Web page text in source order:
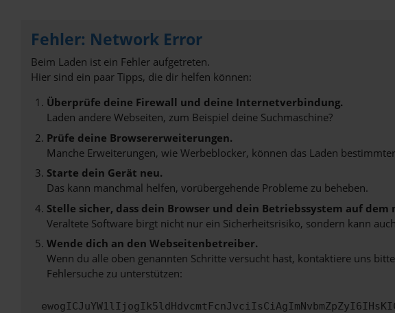
Fehler: Network Error
Beim Laden ist ein Fehler aufgetreten.
Hier sind ein paar Tipps, die dir helfen können:
Überprüfe deine Firewall und deine Internetverbindung.
Laden andere Webseiten, zum Beispiel deine Suchmaschine?
Prüfe deine Browsererweiterungen.
Manche Erweiterungen, wie Werbeblocker, können das Laden
Starte dein Gerät neu.
Das kann manchmal helfen, vorübergehende Probleme zu beheben.
Stelle sicher, dass dein Browser und dein Betriebssystem auf dem
Veraltete Software birgt nicht nur ein Sicherheitsrisiko, sondern kann
Wende dich an den Webseitenbetreiber.
Wenn du alle oben genannten Schritte versucht hast, kontaktiere uns
Fehlersuche zu unterstützen: